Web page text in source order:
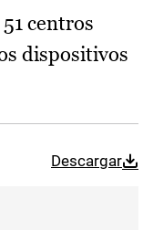
centros
dispositivos
Descargar